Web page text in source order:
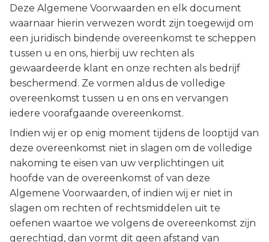
Deze Algemene Voorwaarden en elk document
waarnaar hierin verwezen wordt zijn toegewijd om
een juridisch bindende overeenkomst te scheppen
tussen u en ons, hierbij uw rechten als
gewaardeerde klant en onze rechten als bedrijf
beschermend. Ze vormen aldus de volledige
overeenkomst tussen u en ons en vervangen
iedere voorafgaande overeenkomst.
Indien wij er op enig moment tijdens de looptijd van
deze overeenkomst niet in slagen om de volledige
nakoming te eisen van uw verplichtingen uit
hoofde van de overeenkomst of van deze
Algemene Voorwaarden, of indien wij er niet in
slagen om rechten of rechtsmiddelen uit te
oefenen waartoe we volgens de overeenkomst zijn
gerechtigd, dan vormt dit geen afstand van